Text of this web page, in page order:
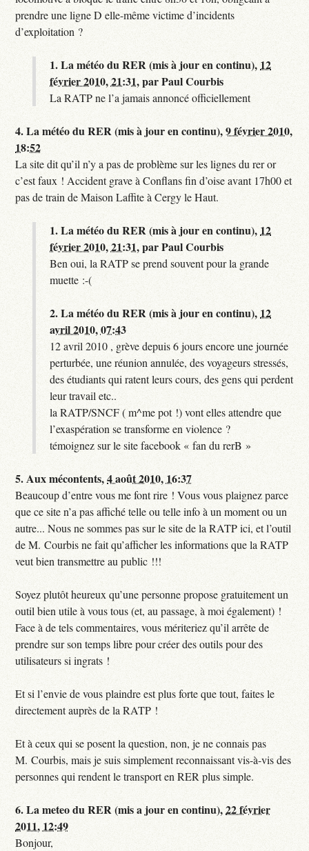
prendre une ligne D elle-même victime d’incidents
d’exploitation ?
1.La météo du RER (mis à jour en continu), 12
février 2010, 21:31,parPaul Courbis
La RATP ne l’a jamais annoncé officiellement
4.La météo du RER (mis à jour en continu),9 février 2010,
18:52
La site dit qu’il n’y a pas de problème sur les lignes du rer or
c’est faux ! Accident grave à Conflans fin d’oise avant 17h00 et
pas de train de Maison Laffite à Cergy le Haut.
1.La météo du RER (mis à jour en continu), 12
février 2010, 21:31,parPaul Courbis
Ben oui, la RATP se prend souvent pour la grande
muette :-(
2.La météo du RER (mis à jour en continu), 12
avril 2010, 07:43
12 avril 2010 , grève depuis 6 jours encore une journée
perturbée, une réunion annulée, des voyageurs stressés,
des étudiants qui ratent leurs cours, des gens qui perdent
leur travail etc..
la RATP/SNCF ( m^me pot !) vont elles attendre que
l’exaspération se transforme en violence ?
témoignez sur le site facebook « fan du rerB »
5.Aux mécontents,4 août 2010, 16:37
Beaucoup d’entre vous me font rire ! Vous vous plaignez parce
que ce site n’a pas affiché telle ou telle info à un moment ou un
autre... Nous ne sommes pas sur le site de la RATP ici, et l’outil
de M. Courbis ne fait qu’afficher les informations que la RATP
veut bien transmettre au public !!!
Soyez plutôt heureux qu’une personne propose gratuitement un
outil bien utile à vous tous (et, au passage, à moi également) !
Face à de tels commentaires, vous mériteriez qu’il arrête de
prendre sur son temps libre pour créer des outils pour des
utilisateurs si ingrats !
Et si l’envie de vous plaindre est plus forte que tout, faites le
directement auprès de la RATP !
Et à ceux qui se posent la question, non, je ne connais pas
M. Courbis, mais je suis simplement reconnaissant vis-à-vis des
personnes qui rendent le transport en RER plus simple.
6.La meteo du RER (mis a jour en continu),22 février
2011, 12:49
Bonjour,